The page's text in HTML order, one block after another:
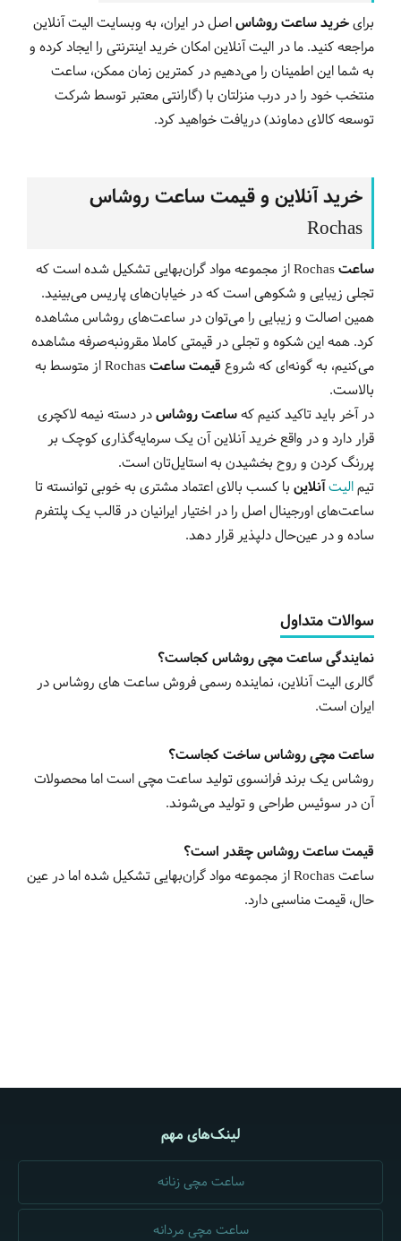
برایخرید ساعت روشاساصل در ایران، به وبسایت الیت آنلاین
مراجعه کنید. ما در الیت آنلاین امکان خرید اینترنتی را ایجاد کرده و
به شما این اطمینان را می‌دهیم در کمترین زمان ممکن، ساعت
منتخب خود را در درب منزلتان با (گارانتی معتبر توسط شرکت
توسعه کالای دماوند) دریافت خواهید کرد.
خرید آنلاین و قیمت ساعت روشاس
Rochas
ساعتRochasاز مجموعه مواد گران‌بهایی تشکیل شده است که
تجلی زیبایی و شکوهی است که در خیابان‌های پاریس می‌بینید.
همین اصالت و زیبایی را می‌توان در ساعت‌های روشاس مشاهده
کرد. همه این شکوه و تجلی در قیمتی کاملا مقرون‎به‌صرفه مشاهده
می‌کنیم، به گونه‌ای که شروع قیمت‌ ساعتRochasاز متوسط به
بالاست.
در آخر باید تاکید کنیم کهساعت روشاسدر دسته نیمه لاکچری
قرار دارد و در واقع خرید آنلاین آن یک سرمایه‌گذاری کوچک بر
پررنگ کردن و روح بخشیدن به استایل‌تان است.
تیمالیتآنلاین با کسب بالای اعتماد مشتری به خوبی توانسته تا
ساعت‌های اورجینال اصل را در اختیار ایرانیان در قالب یک پلتفرم
ساده و در عین‌حال دلپذیر قرار دهد.
سوالات متداول
نمایندگی ساعت مچی روشاس کجاست؟
گالری الیت آنلاین، نماینده رسمی فروش ساعت های روشاس در
ایران است.
ساعت مچی روشاس ساخت کجاست؟
روشاس یک برند فرانسوی تولید ساعت مچی است اما محصولات
آن در سوئیس طراحی و تولید می‌شوند.
قیمت ساعت روشاس چقدر است؟
ساعت Rochas از مجموعه مواد گران‌بهایی تشکیل شده اما در عین
حال، قیمت مناسبی دارد.
لینک‌های مهم
ساعت مچی زنانه
ساعت مچی مردانه